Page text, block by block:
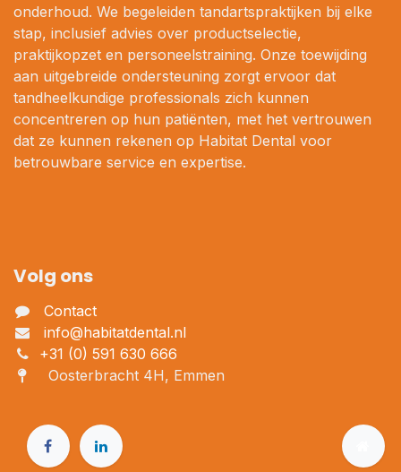
onderhoud. We begeleiden tandartspraktijken bij elke
stap, inclusief advies over productselectie,
praktijkopzet en personeelstraining. Onze toewijding
aan uitgebreide ondersteuning zorgt ervoor dat
tandheelkundige professionals zich kunnen
concentreren op hun patiënten, met het vertrouwen
dat ze kunnen rekenen op Habitat Dental voor
betrouwbare service en expertise.
Volg ons
Contact
info@habitatdental.nl
+31 (0) 591 630 666
Oosterbracht 4H, Emmen